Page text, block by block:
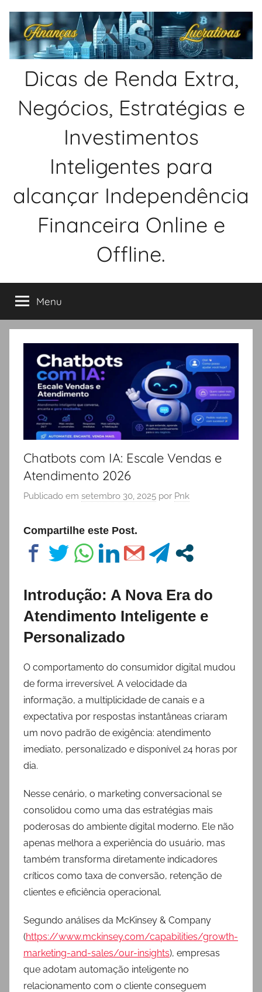
para
conteúdo
Dicas de Renda Extra,
Negócios, Estratégias e
Investimentos
Inteligentes para
alcançar Independência
Financeira Online e
Offline.
Menu
Chatbots com IA: Escale Vendas e
Atendimento 2026
Publicado em setembro 30, 2025 por Pnk
Compartilhe este Post.
Introdução: A Nova Era do
Atendimento Inteligente e
Personalizado
O comportamento do consumidor digital mudou
de forma irreversível. A velocidade da
informação, a multiplicidade de canais e a
expectativa por respostas instantâneas criaram
um novo padrão de exigência: atendimento
imediato, personalizado e disponível 24 horas por
dia.
Nesse cenário, o marketing conversacional se
consolidou como uma das estratégias mais
poderosas do ambiente digital moderno. Ele não
apenas melhora a experiência do usuário, mas
também transforma diretamente indicadores
críticos como taxa de conversão, retenção de
clientes e eficiência operacional.
Segundo análises da McKinsey & Company
(https://www.mckinsey.com/capabilities/growth-
marketing-and-sales/our-insights), empresas
que adotam automação inteligente no
relacionamento com o cliente conseguem